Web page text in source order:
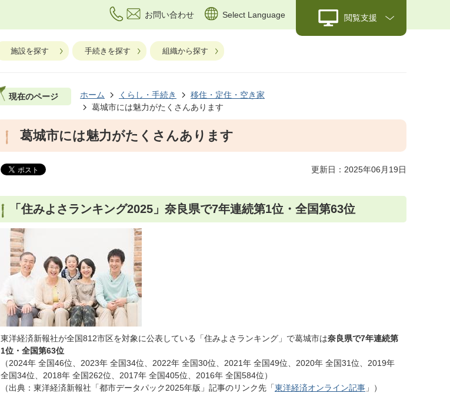
お問い合わせ Select Language 閲覧支援
施設を探す 手続きを探す 組織から探す
現在のページ ホーム くらし・手続き
移住・定住・空き家
葛城市には魅力がたくさんあります
葛城市には魅力がたくさんあります
更新日：2025年06月19日
「住みよさランキング2025」奈良県で7年連続第1位・全国第63位
東洋経済新報社が全国812市区を対象に公表している「住みよさランキング」で葛城市は奈良県で7年連続第
1位・全国第63位
（2024年 全国46位、2023年 全国34位、2022年 全国30位、2021年 全国49位、2020年 全国31位、2019年
全国34位、2018年 全国262位、2017年 全国405位、2016年 全国584位）
（出典：東洋経済新報社「都市データパック2025年版」記事のリンク先「東洋経済オンライン記事 」）